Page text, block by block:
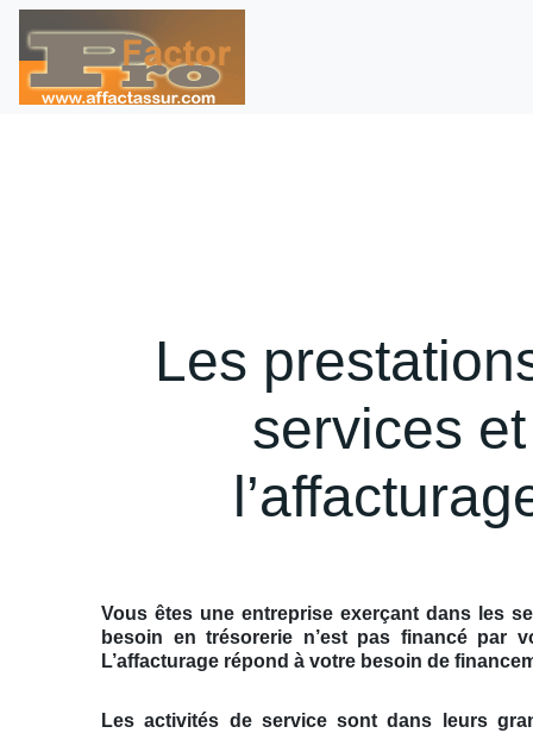
Les
services et
Vous êtes une entreprise exerçant dans les
besoin en trésorerie n’est pas financé par
L’affacturage répond à votre besoin de
Les activités de service sont dans leurs